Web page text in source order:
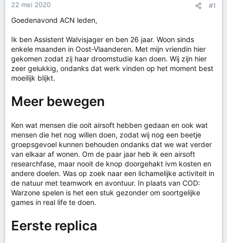
a
r
t
r
22 mei 2020 #1
Goedenavond ACN leden,
Ik ben Assistent Walvisjager en ben 26 jaar. Woon sinds
enkele maanden in Oost-Vlaanderen. Met mijn vriendin hier
gekomen zodat zij haar droomstudie kan doen. Wij zijn hier
zeer gelukkig, ondanks dat werk vinden op het moment best
moeilijk blijkt.
Meer bewegen
Ken wat mensen die ooit airsoft hebben gedaan en ook wat
mensen die het nog willen doen, zodat wij nog een beetje
groepsgevoel kunnen behouden ondanks dat we wat verder
van elkaar af wonen. Om de paar jaar heb ik een airsoft
researchfase, maar nooit de knop doorgehakt ivm kosten en
andere doelen. Was op zoek naar een lichamelijke activiteit in
de natuur met teamwork en avontuur. In plaats van COD:
Warzone spelen is het een stuk gezonder om soortgelijke
games in real life te doen.
Eerste replica